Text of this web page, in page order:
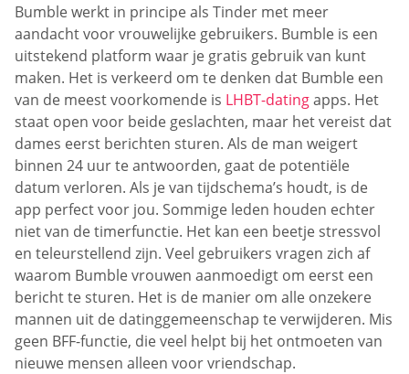
Bumble werkt in principe als Tinder met meer
aandacht voor vrouwelijke gebruikers. Bumble is een
uitstekend platform waar je gratis gebruik van kunt
maken. Het is verkeerd om te denken dat Bumble een
van de meest voorkomende is LHBT-datingapps. Het
staat open voor beide geslachten, maar het vereist dat
dames eerst berichten sturen. Als de man weigert
binnen 24 uur te antwoorden, gaat de potentiële
datum verloren. Als je van tijdschema’s houdt, is de
app perfect voor jou. Sommige leden houden echter
niet van de timerfunctie. Het kan een beetje stressvol
en teleurstellend zijn. Veel gebruikers vragen zich af
waarom Bumble vrouwen aanmoedigt om eerst een
bericht te sturen. Het is de manier om alle onzekere
mannen uit de datinggemeenschap te verwijderen. Mis
geen BFF-functie, die veel helpt bij het ontmoeten van
nieuwe mensen alleen voor vriendschap.